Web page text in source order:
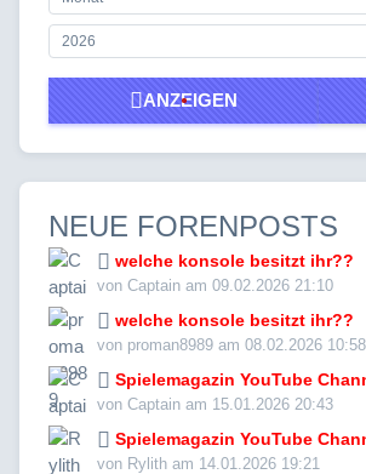
ANZEIGEN
NEUE FORENPOSTS
welche konsole besitzt ihr??
von Captain am 09.02.2026 21:10
welche konsole besitzt ihr??
von proman8989 am 08.02.2026 10:58
Spielemagazin YouTube
von Captain am 15.01.2026 20:43
Spielemagazin YouTube
von Rylith am 14.01.2026 19:21